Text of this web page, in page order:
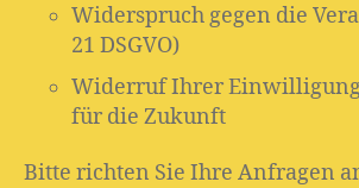
Widerspruch gegen die
21 DSGVO)
Widerruf Ihrer
für die Zukunft
Bitte richten Sie Ihre Anfragen